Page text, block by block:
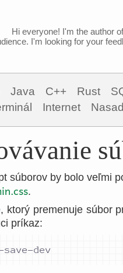
Hi everyone! I'm the author
I'm looking for your
Java C++ Rust
Internet
súborov by bolo veľmi
.
, ktorý premenuje súbor
príkaz:
dev